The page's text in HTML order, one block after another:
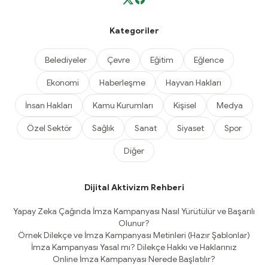
Kategoriler
Belediyeler Çevre Eğitim Eğlence
Ekonomi Haberleşme Hayvan Hakları
İnsan Hakları Kamu Kurumları Kişisel Medya
Özel Sektör Sağlık Sanat Siyaset Spor
Diğer
Dijital Aktivizm Rehberi
Yapay Zeka Çağında İmza Kampanyası Nasıl Yürütülür ve Başarılı
Olunur?
Örnek Dilekçe ve İmza Kampanyası Metinleri (Hazır Şablonlar)
İmza Kampanyası Yasal mı? Dilekçe Hakkı ve Haklarınız
Online İmza Kampanyası Nerede Başlatılır?